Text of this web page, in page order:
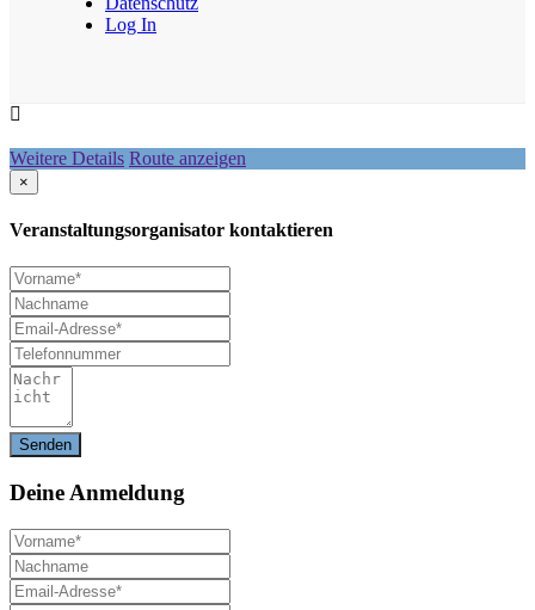
Log In
Weitere Details Route anzeigen
×
Veranstaltungsorganisator kontaktieren
Deine Anmeldung